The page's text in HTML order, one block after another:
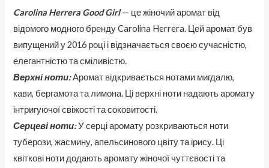
Carolina Herrera Good Girl — це жіночий аромат від
відомого модного бренду Carolina Herrera. Цей аромат був
випущений у 2016 році і відзначається своєю сучасністю,
елегантністю та сміливістю.
Верхні ноти:Аромат відкривається нотами мигдалю,
кави, бергамота та лимона. Ці верхні ноти надають аромату
інтригуючої свіжості та соковитості.
Серцеві ноти:У серці аромату розкриваються ноти
туберози, жасмину, апельсинового цвіту та ірису. Ці
квіткові ноти додають аромату жіночої чуттєвості та